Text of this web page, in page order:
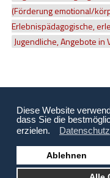
Diese Website
dass Sie die
erzielen.
Datenschutz
Ablehnen
(Förderung emotional/
Erlebnispädagogische,
Jugendliche, Angebote in
Copyright © 2026